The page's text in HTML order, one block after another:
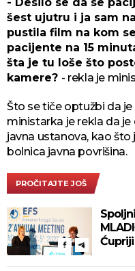
šest ujutru i ja sam
pustila film na kom
pacijente na 15
šta je tu loše što
kamere? - rekla je
Što se tiče optužbi da
ministarka je rekla da
javna ustanova, kao
bolnica javna povrišina.
PROČITAJTE JOŠ
Ćupriji